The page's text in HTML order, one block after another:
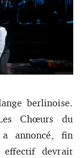
(2012)
berlinoise.
Chœurs du
annoncé, fin
devrait